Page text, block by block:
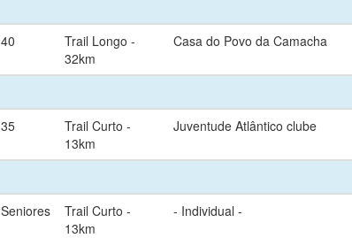
40
Trail Longo -
32km
Casa do Povo da Camacha
35
Trail Curto -
13km
Juventude Atlântico clube
Seniores
Trail Curto -
13km
- Individual -